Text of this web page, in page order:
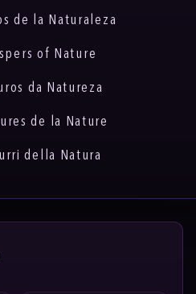
de la Naturaleza
of Nature
da Natureza
de la Nature
della Natura